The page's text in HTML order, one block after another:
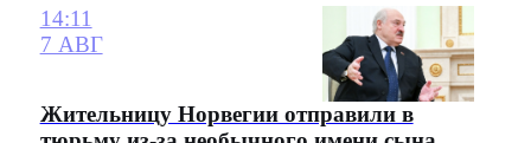
14:11
7 АВГ
Жительницу Норвегии отправили в